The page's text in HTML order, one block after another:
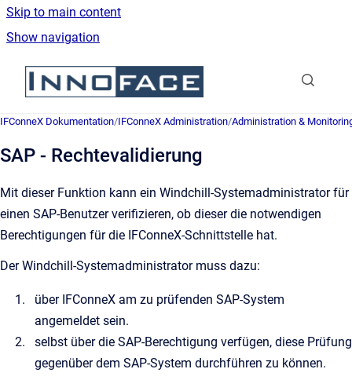
Skip to main content
Show navigation
Go to homepage
IFConneX Dokumentation/IFConneX Administration/Administration &
SAP - Rechtevalidierung
Mit dieser Funktion kann ein Windchill-Systemadministrator für
einen SAP-Benutzer verifizieren, ob dieser die notwendigen
Berechtigungen für die IFConneX-Schnittstelle hat.
Der Windchill-Systemadministrator muss dazu:
über IFConneX am zu prüfenden SAP-System
angemeldet sein.
selbst über die SAP-Berechtigung verfügen, diese Prüfung
gegenüber dem SAP-System durchführen zu können.